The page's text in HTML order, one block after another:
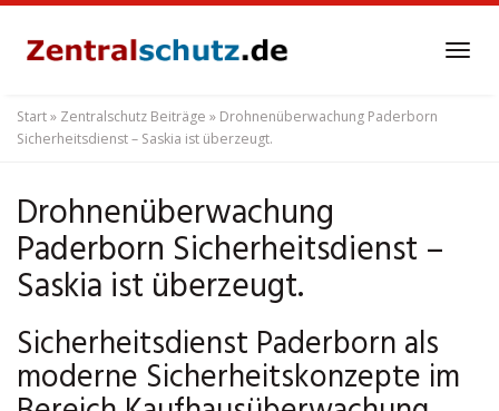
content
Start» Zentralschutz Beiträge » Drohnenüberwachung Paderborn
Sicherheitsdienst – Saskia ist überzeugt.
Drohnenüberwachung
Paderborn Sicherheitsdienst –
Saskia ist überzeugt.
Sicherheitsdienst Paderborn als
moderne Sicherheitskonzepte im